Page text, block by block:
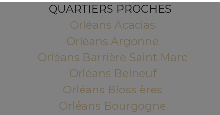
QUARTIERS PROCHES
Orléans Acacias
Orléans Argonne
Orléans Barrière Saint Marc
Orléans Belneuf
Orléans Blossières
Orléans Bourgogne